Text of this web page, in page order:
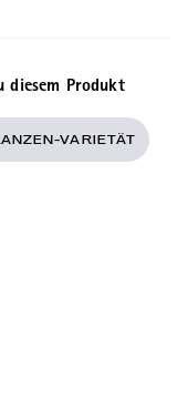
diesem Produkt
VARIETÄT